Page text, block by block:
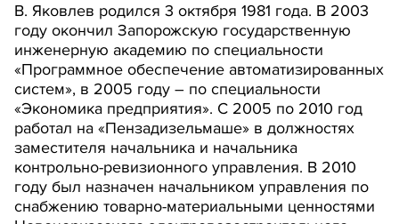
В. Яковлев родился 3 октября 1981 года. В 2003
году окончил Запорожскую государственную
инженерную академию по специальности
«Программное обеспечение автоматизированных
систем», в 2005 году – по специальности
«Экономика предприятия». С 2005 по 2010 год
работал на «Пензадизельмаше» в должностях
заместителя начальника и начальника
контрольно-ревизионного управления. В 2010
году был назначен начальником управления по
снабжению товарно-материальными ценностями